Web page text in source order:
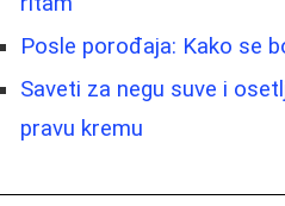
Posle porođaja: Kako se
Saveti za negu suve i
pravu kremu